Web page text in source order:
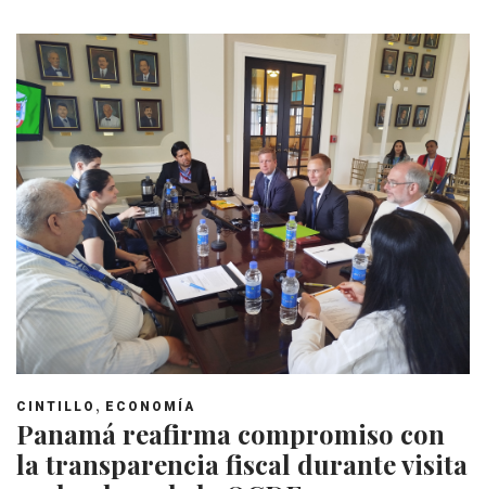
CINTILLO , ECONOMÍA
Panamá reafirma compromiso con
la transparencia fiscal durante visita